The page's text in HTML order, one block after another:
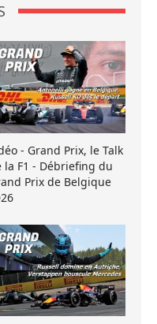
- Grand Prix, le Talk
la F1 - Débriefing du
Prix de Belgique